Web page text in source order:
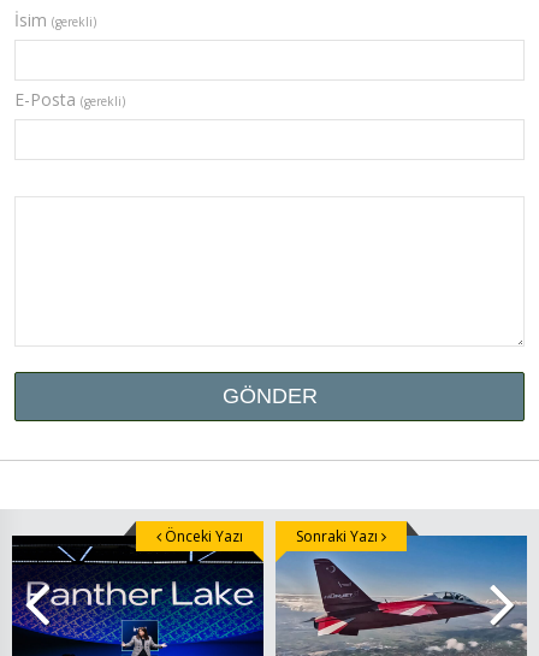
İsim (gerekli)
E-Posta (gerekli)
Önceki Yazı Sonraki Yazı